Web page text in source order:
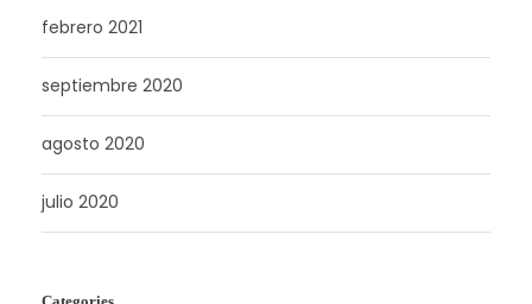
febrero 2021
septiembre 2020
agosto 2020
julio 2020